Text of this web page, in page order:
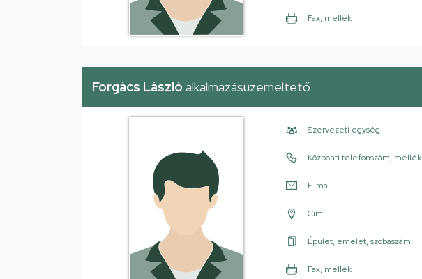
Fax, mellék
Forgács László alkalmazásüzemeltető
Szervezeti egység
Központi telefonszám, mellék
E-mail
Cím
Épület, emelet, szobaszám
Fax, mellék